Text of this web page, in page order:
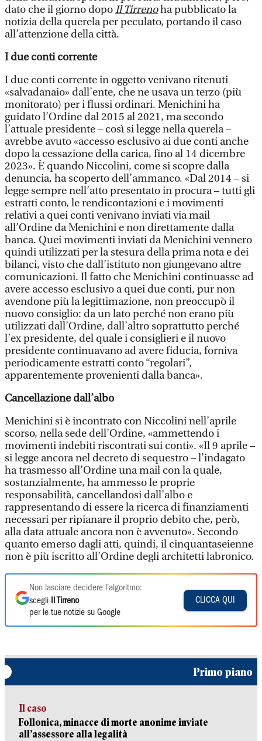
dato che il giorno dopoIl Tirrenoha pubblicato la
notizia della querela per peculato, portando il caso
all’attenzione della città.
I due conti corrente
I due conti corrente in oggetto venivano ritenuti
«salvadanaio» dall’ente, che ne usava un terzo (più
monitorato) per i flussi ordinari. Menichini ha
guidato l’Ordine dal 2015 al 2021, ma secondo
l’attuale presidente – così si legge nella querela –
avrebbe avuto «accesso esclusivo ai due conti anche
dopo la cessazione della carica, fino al 14 dicembre
2023». È quando Niccolini, come si scopre dalla
denuncia, ha scoperto dell’ammanco. «Dal 2014 – si
legge sempre nell’atto presentato in procura – tutti gli
estratti conto, le rendicontazioni e i movimenti
relativi a quei conti venivano inviati via mail
all’Ordine da Menichini e non direttamente dalla
banca. Quei movimenti inviati da Menichini vennero
quindi utilizzati per la stesura della prima nota e dei
bilanci, visto che dall’istituto non giungevano altre
comunicazioni. Il fatto che Menichini continuasse ad
avere accesso esclusivo a quei due conti, pur non
avendone più la legittimazione, non preoccupò il
nuovo consiglio: da un lato perché non erano più
utilizzati dall’Ordine, dall’altro soprattutto perché
l’ex presidente, del quale i consiglieri e il nuovo
presidente continuavano ad avere fiducia, forniva
periodicamente estratti conto “regolari”,
apparentemente provenienti dalla banca».
Cancellazione dall’albo
Menichini si è incontrato con Niccolini nell’aprile
scorso, nella sede dell’Ordine, «ammettendo i
movimenti indebiti riscontrati sui conti». «Il 9 aprile –
si legge ancora nel decreto di sequestro – l’indagato
ha trasmesso all’Ordine una mail con la quale,
sostanzialmente, ha ammesso le proprie
responsabilità, cancellandosi dall’albo e
rappresentando di essere la ricerca di finanziamenti
necessari per ripianare il proprio debito che, però,
alla data attuale ancora non è avvenuto». Secondo
quanto emerso dagli atti, quindi, il cinquantaseienne
non è più iscritto all’Ordine degli architetti labronico.
Non lasciare decidere l'algoritmo:
scegli
Il Tirreno
per le tue notizie su Google
CLICCA QUI
Primo piano
Il caso
Follonica, minacce di morte anonime inviate
all’assessore alla legalità